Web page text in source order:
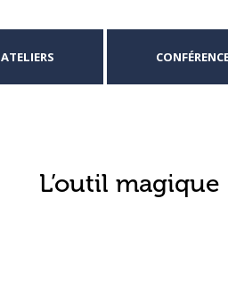
ATELIERS
L’outil